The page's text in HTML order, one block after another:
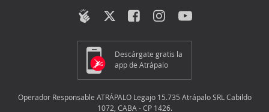
Descárgate gratis la
app de Atrápalo
Operador Responsable ATRÁPALO Legajo 15.735 Atrápalo SRL Cabildo
1072, CABA - CP 1426.